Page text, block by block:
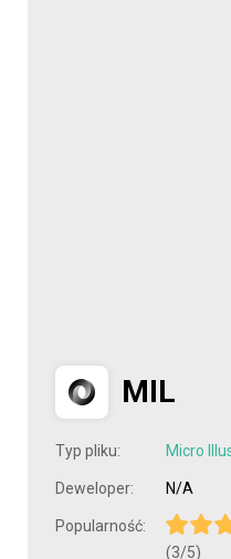
MIL
Typ pliku: Micro
Deweloper: N/A
Popularność:
(3/5)